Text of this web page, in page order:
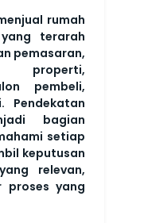
rumah
terarah
pemasaran,
properti,
pembeli,
Pendekatan
bagian
setiap
keputusan
relevan,
proses yang